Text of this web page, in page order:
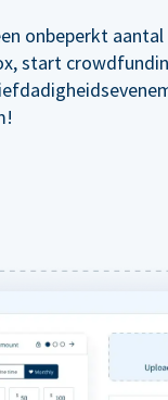
onbeperkt
start